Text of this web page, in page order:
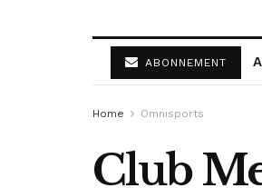
ABONNEMENT
Home Omnisports
Club